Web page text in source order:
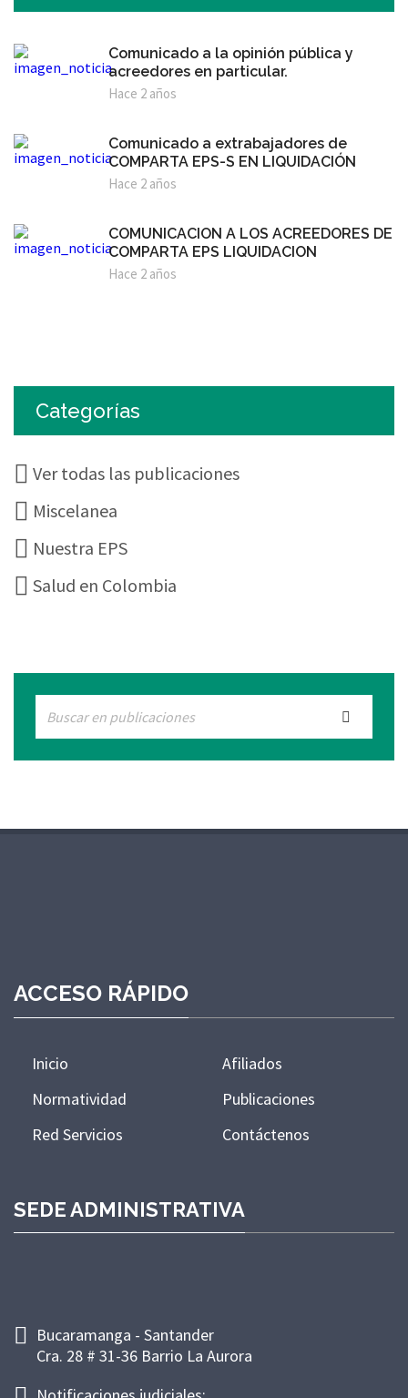
Comunicado a la opinión pública y
acreedores en particular.
Hace 2 años
Comunicado a extrabajadores de
COMPARTA EPS-S EN LIQUIDACIÓN
Hace 2 años
COMUNICACION A LOS ACREEDORES DE
COMPARTA EPS LIQUIDACION
Hace 2 años
Categorías
Ver todas las publicaciones
Miscelanea
Nuestra EPS
Salud en Colombia
ACCESO RÁPIDO
Inicio
Afiliados
Normatividad
Publicaciones
Red Servicios
Contáctenos
SEDE ADMINISTRATIVA
Bucaramanga - Santander
Cra. 28 # 31-36 Barrio La Aurora